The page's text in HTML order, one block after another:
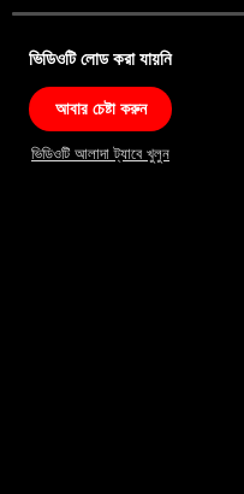
ভিডিওটি লোড করা যায়নি
আবার চেষ্টা করুন
ভিডিওটি আলাদা ট্যাবে খুলুন